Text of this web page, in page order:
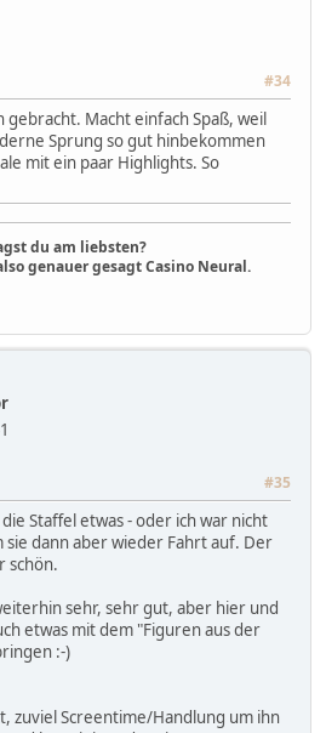
#34
gebracht. Macht einfach Spaß, weil
Sprung so gut hinbekommen
mit ein paar Highlights. So
du am liebsten?
genauer gesagt Casino Neural.
#35
Staffel etwas - oder ich war nicht
dann aber wieder Fahrt auf. Der
schön.
sehr, sehr gut, aber hier und
etwas mit dem "Figuren aus der
:-)
zuviel Screentime/Handlung um ihn